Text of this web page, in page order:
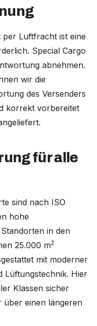
per Luftfracht ist eine
Special Cargo
abnehmen.
wir die
des Versenders
korrekt vorbereitet
für alle
sind nach ISO
hohe
in den
25.000 m2
mit moderner
Lüftungstechnik. Hier
Klassen sicher
über einen längeren